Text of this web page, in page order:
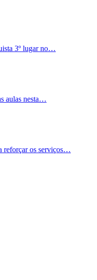
3º lugar no…
aulas nesta…
reforçar os serviços…